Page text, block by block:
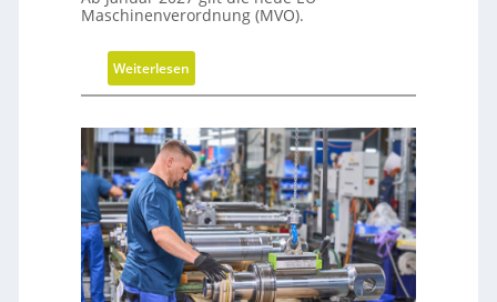
n
f
t
s
e
c
h
s
F
Maschinenverordnung (MVO).
Weiterlesen:
K
t
e
n
l
o
s